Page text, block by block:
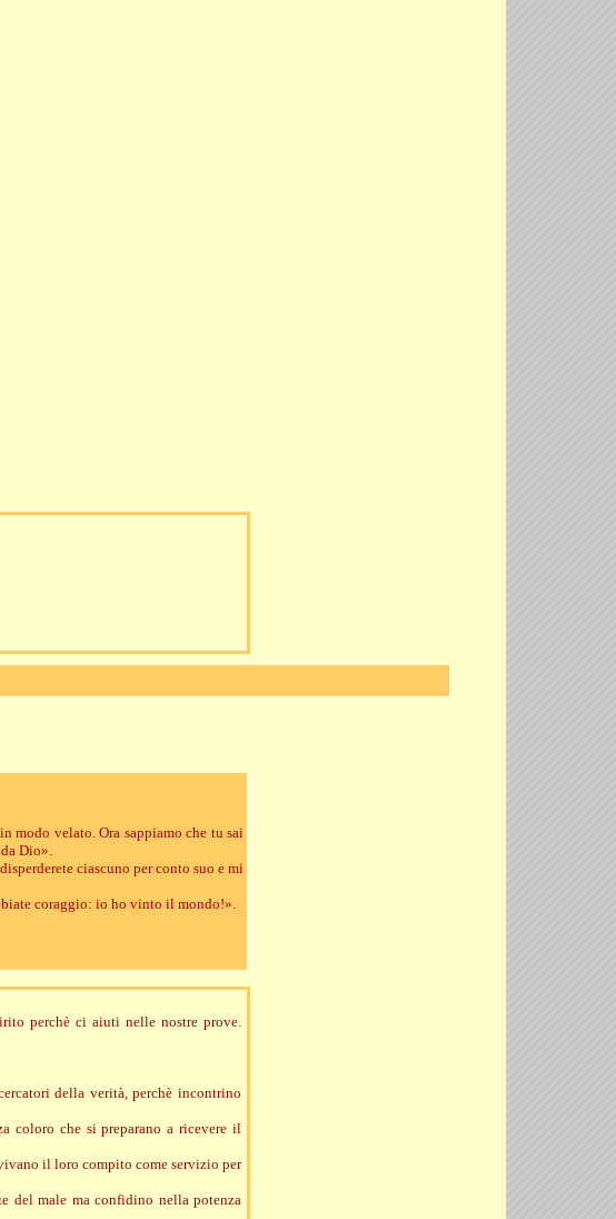
modo velato. Ora sappiamo che tu sai
Dio».
ciascuno per conto suo e mi
coraggio: io ho vinto il mondo!».
perchè ci aiuti nelle nostre prove.
della verità, perchè incontrino
coloro che si preparano a ricevere il
il loro compito come servizio per
del male ma confidino nella potenza